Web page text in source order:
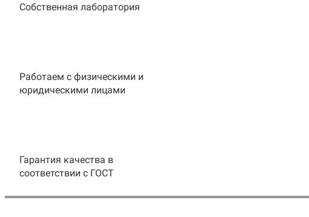
Собственная лаборатория
Работаем с физическими и
юридическими лицами
Гарантия качества в
соответствии с ГОСТ